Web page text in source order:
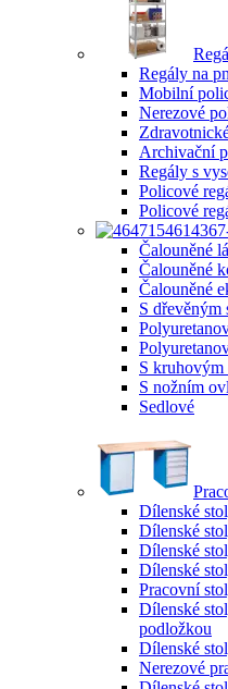
Regály na
Mobilní
Nerezové
Archivační
Regály s
Policové
Policové
Čalouněné
Čalouněné
Čalouněné
S dřevěným
S kruhovým
S nožním
Sedlové
Dílenské
Dílenské
Dílenské
Dílenské
Pracovní
Dílenské
podložkou
Dílenské
Nerezové